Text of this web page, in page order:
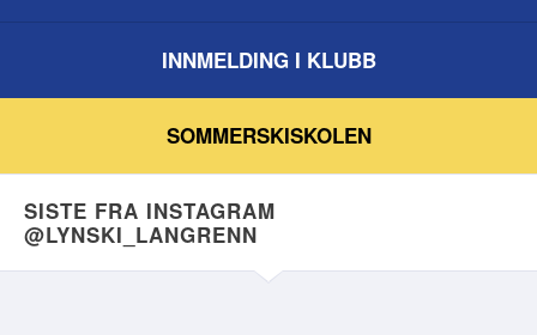
INNMELDING I KLUBB
SOMMERSKISKOLEN
SISTE FRA INSTAGRAM
@LYNSKI_LANGRENN